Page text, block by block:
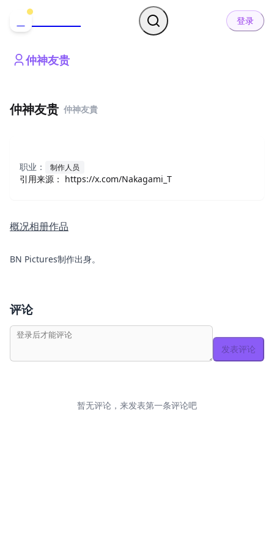
登录
仲神友贵
仲神友贵 仲神友貴
职业： 制作人员
引用来源： https://x.com/Nakagami_T
概况相册作品
BN Pictures制作出身。
评论
发表评论
暂无评论，来发表第一条评论吧